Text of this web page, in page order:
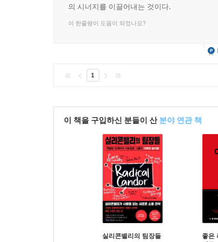
의 시너지를 이끌어내는 것이다.
이 한줄평이 도움이 되었나요?
1
이 책을 구입하신 분들이 산 분야 연관 책
실리콘밸리의 팀장들
좋은